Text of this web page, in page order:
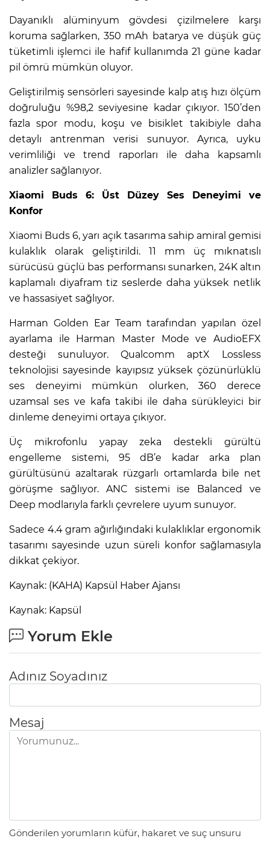
Dayanıklı alüminyum gövdesi çizilmelere karşı
koruma sağlarken, 350 mAh batarya ve düşük güç
tüketimli işlemci ile hafif kullanımda 21 güne kadar
pil ömrü mümkün oluyor.
Geliştirilmiş sensörleri sayesinde kalp atış hızı ölçüm
doğruluğu %98,2 seviyesine kadar çıkıyor. 150’den
fazla spor modu, koşu ve bisiklet takibiyle daha
detaylı antrenman verisi sunuyor. Ayrıca, uyku
verimliliği ve trend raporları ile daha kapsamlı
analizler sağlanıyor.
Xiaomi Buds 6: Üst Düzey Ses Deneyimi ve
Konfor
Xiaomi Buds 6, yarı açık tasarıma sahip amiral gemisi
kulaklık olarak geliştirildi. 11 mm üç mıknatıslı
sürücüsü güçlü bas performansı sunarken, 24K altın
kaplamalı diyafram tiz seslerde daha yüksek netlik
ve hassasiyet sağlıyor.
Harman Golden Ear Team tarafından yapılan özel
ayarlama ile Harman Master Mode ve AudioEFX
desteği sunuluyor. Qualcomm aptX Lossless
teknolojisi sayesinde kayıpsız yüksek çözünürlüklü
ses deneyimi mümkün olurken, 360 derece
uzamsal ses ve kafa takibi ile daha sürükleyici bir
dinleme deneyimi ortaya çıkıyor.
Üç mikrofonlu yapay zeka destekli gürültü
engelleme sistemi, 95 dB’e kadar arka plan
gürültüsünü azaltarak rüzgarlı ortamlarda bile net
görüşme sağlıyor. ANC sistemi ise Balanced ve
Deep modlarıyla farklı çevrelere uyum sunuyor.
Sadece 4.4 gram ağırlığındaki kulaklıklar ergonomik
tasarımı sayesinde uzun süreli konfor sağlamasıyla
dikkat çekiyor.
Kaynak: (KAHA) Kapsül Haber Ajansı
Kaynak: Kapsül
Yorum Ekle
Adınız Soyadınız
Mesaj
Gönderilen yorumların küfür, hakaret ve suç unsuru